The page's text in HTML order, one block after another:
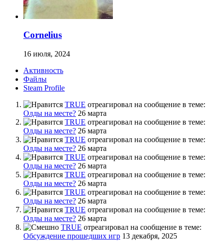
Cornelius
16 июля, 2024
Активность
Файлы
Steam Profile
TRUE отреагировал на сообщение в теме:
Олды на месте? 26 марта
TRUE отреагировал на сообщение в теме:
Олды на месте? 26 марта
TRUE отреагировал на сообщение в теме:
Олды на месте? 26 марта
TRUE отреагировал на сообщение в теме:
Олды на месте? 26 марта
TRUE отреагировал на сообщение в теме:
Олды на месте? 26 марта
TRUE отреагировал на сообщение в теме:
Олды на месте? 26 марта
TRUE отреагировал на сообщение в теме:
Олды на месте? 26 марта
TRUE отреагировал на сообщение в теме:
Обсуждение прошедших игр 13 декабря, 2025